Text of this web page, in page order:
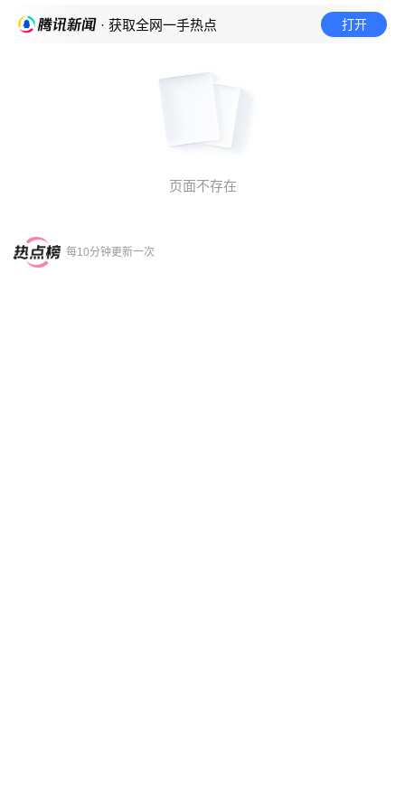
· 获取全网一手热点 打开
页面不存在
每10分钟更新一次